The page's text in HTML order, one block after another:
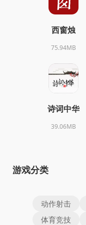
西窗烛
75.94MB
诗词中华
39.06MB
游戏分类
动作射击
体育竞技